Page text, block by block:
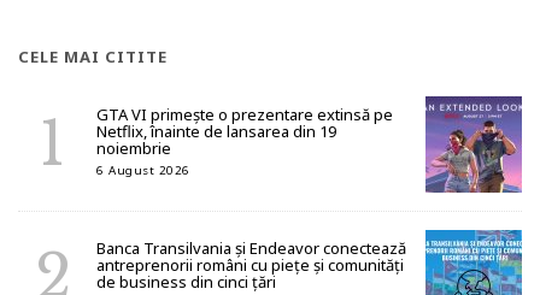
CELE MAI CITITE
GTA VI primește o prezentare extinsă pe
Netflix, înainte de lansarea din 19
noiembrie
6 August 2026
Banca Transilvania și Endeavor conectează
antreprenorii români cu piețe și comunități
de business din cinci țări